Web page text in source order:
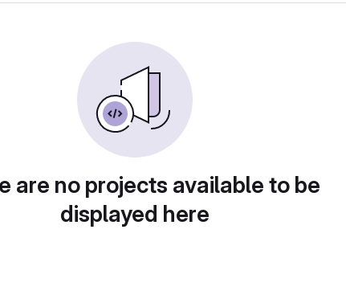
are no projects available to be
displayed here